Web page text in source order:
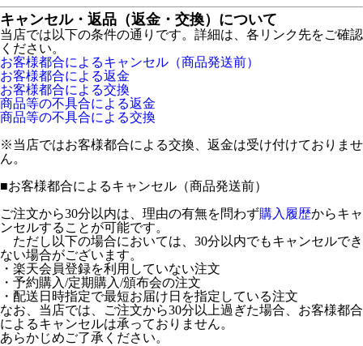
キャンセル・返品（返金・交換）について
当店では以下の条件の通りです。詳細は、各リンク先をご確認
ください。
お客様都合によるキャンセル（商品発送前）
お客様都合による返金
お客様都合による交換
商品等の不具合による返金
商品等の不具合による交換
※当店ではお客様都合による交換、返金は受け付けておりませ
ん。
■お客様都合によるキャンセル（商品発送前）
ご注文から30分以内は、理由の有無を問わず購入履歴からキャ
ンセルすることが可能です。
ただし以下の場合においては、30分以内でもキャンセルでき
ない場合がございます。
・楽天会員登録を利用していない注文
・予約購入/定期購入/頒布会の注文
・配送日時指定で最短お届け日を指定している注文
なお、当店では、ご注文から30分以上過ぎた場合、お客様都合
によるキャンセルは承っておりません。
あらかじめご了承ください。